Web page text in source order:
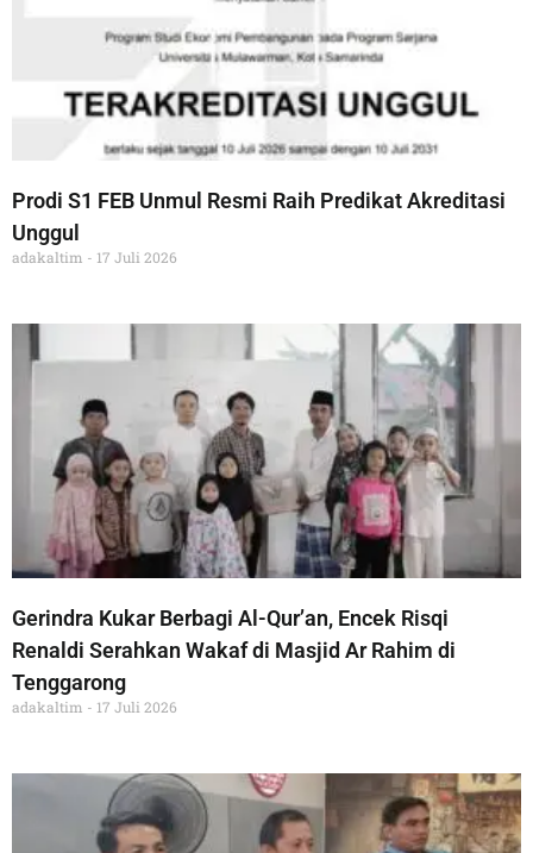
Prodi S1 FEB Unmul Resmi Raih Predikat Akreditasi
Unggul
adakaltim 17 Juli 2026
Gerindra Kukar Berbagi Al-Qur’an, Encek Risqi
Renaldi Serahkan Wakaf di Masjid Ar Rahim di
Tenggarong
adakaltim 17 Juli 2026